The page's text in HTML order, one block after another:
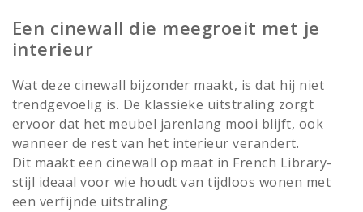
Een cinewall die meegroeit met je
interieur
Wat deze cinewall bijzonder maakt, is dat hij niet
trendgevoelig is. De klassieke uitstraling zorgt
ervoor dat het meubel jarenlang mooi blijft, ook
wanneer de rest van het interieur verandert.
Dit maakt een cinewall op maat in French Library-
stijl ideaal voor wie houdt van tijdloos wonen met
een verfijnde uitstraling.